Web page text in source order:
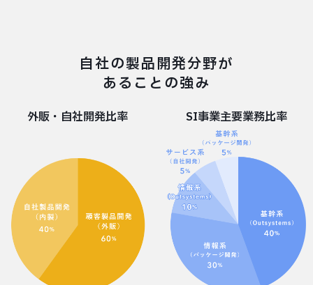
自社の製品開発分野が
あることの強み
外販・自社開発比率 SI事業主要業務比率